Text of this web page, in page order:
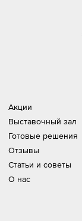
Акции
Выставочный зал
Готовые решения
Отзывы
Статьи и советы
О нас